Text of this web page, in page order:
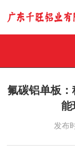
氟碳铝单板
能
发布